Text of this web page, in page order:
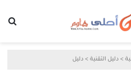
> دليل التقنية > دليل